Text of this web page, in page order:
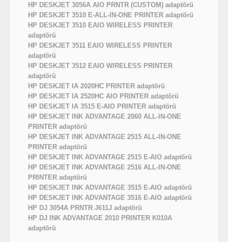
HP DESKJET 3056A AIO PRNTR (CUSTOM) adaptörü
HP DESKJET 3510 E-ALL-IN-ONE PRINTER adaptörü
HP DESKJET 3510 EAIO WIRELESS PRINTER
adaptörü
HP DESKJET 3511 EAIO WIRELESS PRINTER
adaptörü
HP DESKJET 3512 EAIO WIRELESS PRINTER
adaptörü
HP DESKJET IA 2020HC PRINTER adaptörü
HP DESKJET IA 2520HC AIO PRINTER adaptörü
HP DESKJET IA 3515 E-AIO PRINTER adaptörü
HP DESKJET INK ADVANTAGE 2060 ALL-IN-ONE
PRINTER adaptörü
HP DESKJET INK ADVANTAGE 2515 ALL-IN-ONE
PRINTER adaptörü
HP DESKJET INK ADVANTAGE 2515 E-AIO adaptörü
HP DESKJET INK ADVANTAGE 2516 ALL-IN-ONE
PRINTER adaptörü
HP DESKJET INK ADVANTAGE 3515 E-AIO adaptörü
HP DESKJET INK ADVANTAGE 3516 E-AIO adaptörü
HP DJ 3054A PRNTR J611J adaptörü
HP DJ INK ADVANTAGE 2010 PRINTER K010A
adaptörü